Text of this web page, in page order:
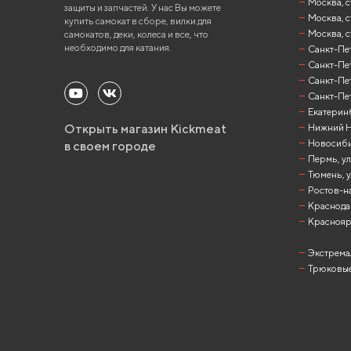
защиты и запчастей. У нас Вы можете
купить самокат в сборе, вилки для
самокатов, деки, колеса и все, что
необходимо для катания.
Открыть магазин Kickmeat
в своем городе
Москва,
Москва,
Санкт-
Санкт-
Санкт-
Санкт-
Нижний
Пермь,
Тюмень,
Ростов-